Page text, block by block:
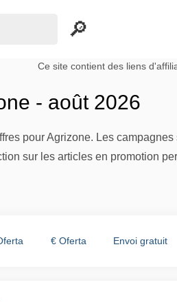
Ce site contient des liens
- août 2026
pour Agrizone. Les
sur les articles en promotion
€ Oferta Envoi gratuit